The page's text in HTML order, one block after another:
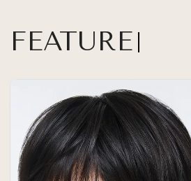
FEATURE